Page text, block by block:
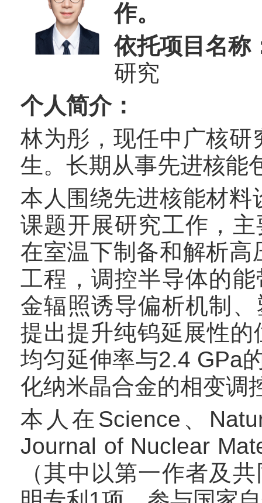
作。
依托项目名称
研究
个人简介：
林为彤，现任中广核
生。长期从事先进核能
本人围绕先进核能材
课题开展研究工作，
在室温下制备和解析
工程，调控半导体的
金辐照诱导偏析机制
提出提升纯钨延展性
均匀延伸率与2.4 GPa
化纳米晶合金的相变调
本人在Science、
Journal of Nuclear
（其中以第一作者及